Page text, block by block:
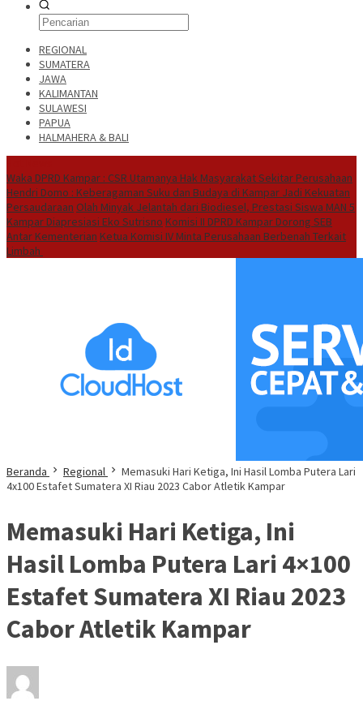
REGIONAL
SUMATERA
JAWA
KALIMANTAN
SULAWESI
PAPUA
HALMAHERA & BALI
Waka DPRD Kampar : CSR Utamanya Hak Masyarakat Sekitar Perusahaan
Hendri Domo : Keberagaman Suku dan Budaya di Kampar Jadi Kekuatan
Persaudaraan Olah Minyak Jelantah dari Biodiesel, Prestasi Siswa MAN 5
Kampar Diapresiasi Eko Sutrisno Komisi II DPRD Kampar Dorong SEB
Antar Kementerian Ketua Komisi IV Minta Perusahaan Berbenah Terkait
Limbah
Beranda Regional
Memasuki Hari Ketiga, Ini Hasil Lomba Putera Lari
4x100 Estafet Sumatera XI Riau 2023 Cabor Atletik Kampar
Memasuki Hari Ketiga, Ini
Hasil Lomba Putera Lari 4×100
Estafet Sumatera XI Riau 2023
Cabor Atletik Kampar